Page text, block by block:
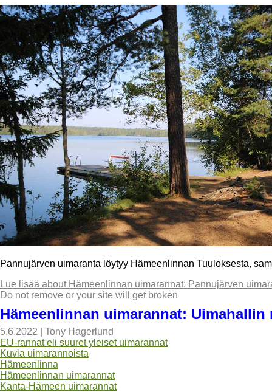
Pannujärven uimaranta löytyy Hämeenlinnan Tuuloksesta,
Lue lisää about Hämeenlinnan uimarannat: Pannujärven
Do not remove or your site will get broken
Hämeenlinnan uimarannat: Uimahallin
5.6.2022
Tony Hagerlund
EU-rannat eli suuret yleiset uimarannat
Kuvia uimarannoista
Hämeenlinna
Hämeenlinnan uimarannat
Kanta-Hämeen uimarannat